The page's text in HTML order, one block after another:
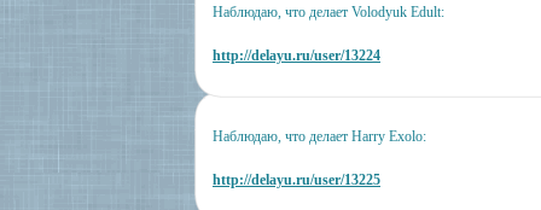
Наблюдаю, что делает Volodyuk Edult:
http://delayu.ru/user/13224
Наблюдаю, что делает Harry Exolo:
http://delayu.ru/user/13225